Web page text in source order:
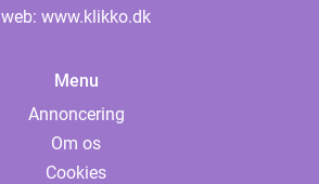
web: www.klikko.dk
Menu
Annoncering
Om os
Cookies